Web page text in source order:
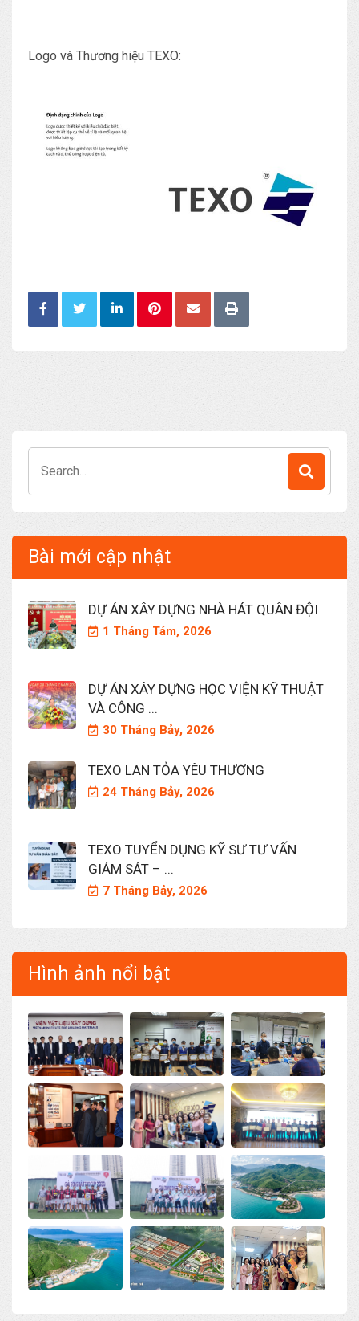
Logo và Thương hiệu TEXO:
for:
Bài mới cập nhật
DỰ ÁN XÂY DỰNG NHÀ HÁT QUÂN ĐỘI
1 Tháng Tám, 2026
DỰ ÁN XÂY DỰNG HỌC VIỆN KỸ THUẬT
VÀ CÔNG ...
30 Tháng Bảy, 2026
TEXO LAN TỎA YÊU THƯƠNG
24 Tháng Bảy, 2026
TEXO TUYỂN DỤNG KỸ SƯ TƯ VẤN
GIÁM SÁT – ...
7 Tháng Bảy, 2026
Hình ảnh nổi bật